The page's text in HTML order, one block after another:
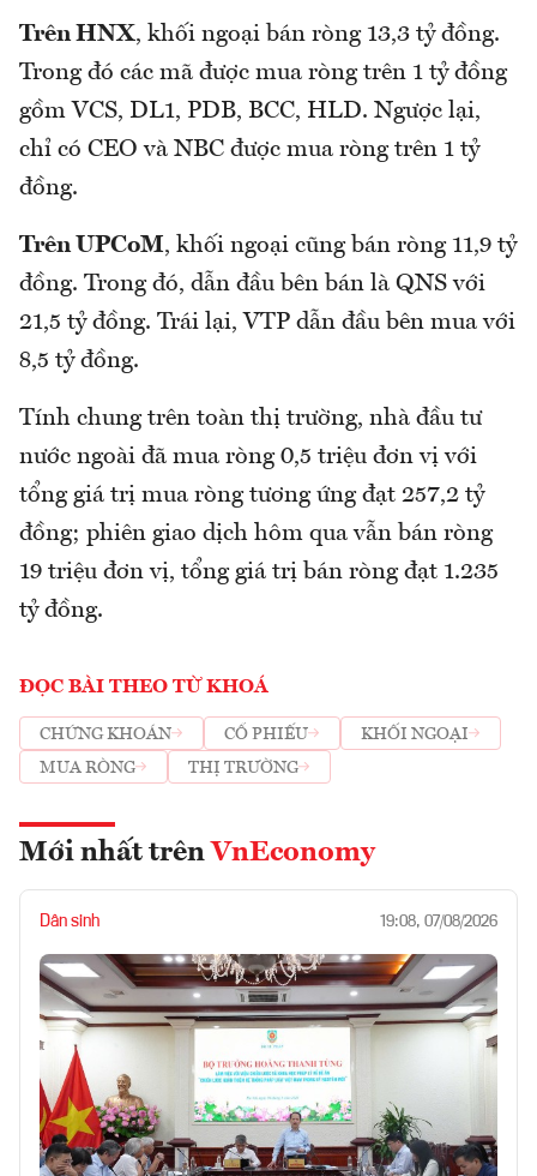
Trên HNX, khối ngoại bán ròng 13,3 tỷ đồng.
Trong đó các mã được mua ròng trên 1 tỷ đồng
gồm VCS, DL1, PDB, BCC, HLD. Ngược lại,
chỉ có CEO và NBC được mua ròng trên 1 tỷ
đồng.
Trên UPCoM, khối ngoại cũng bán ròng 11,9 tỷ
đồng. Trong đó, dẫn đầu bên bán là QNS với
21,5 tỷ đồng. Trái lại, VTP dẫn đầu bên mua với
8,5 tỷ đồng.
Tính chung trên toàn thị trường, nhà đầu tư
nước ngoài đã mua ròng 0,5 triệu đơn vị với
tổng giá trị mua ròng tương ứng đạt 257,2 tỷ
đồng; phiên giao dịch hôm qua vẫn bán ròng
19 triệu đơn vị, tổng giá trị bán ròng đạt 1.235
tỷ đồng.
ĐỌC BÀI THEO TỪ KHOÁ
CHỨNG KHOÁN CỔ PHIẾU
KHỐI NGOẠI
MUA RÒNG
THỊ TRƯỜNG
Mới nhất trên VnEconomy
Dân sinh 19:08, 07/08/2026